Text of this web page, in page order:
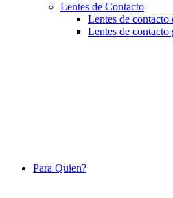
Lentes de Contacto
Lentes de contacto
Lentes de contacto
Para Quien?